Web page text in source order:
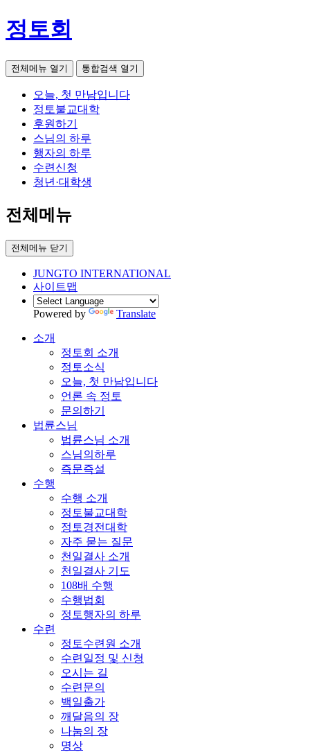
정토회
전체메뉴 열기 통합검색 열기
오늘, 첫 만남입니다
정토불교대학
후원하기
스님의 하루
행자의 하루
수련신청
청년·대학생
전체메뉴
전체메뉴 닫기
JUNGTO INTERNATIONAL
사이트맵
Powered by Translate
소개
정토회 소개
정토소식
오늘, 첫 만남입니다
언론 속 정토
문의하기
법륜스님
법륜스님 소개
스님의하루
즉문즉설
수행
수행 소개
정토불교대학
정토경전대학
자주 묻는 질문
천일결사 소개
천일결사 기도
108배 수행
수행법회
정토행자의 하루
수련
정토수련원 소개
수련일정 및 신청
오시는 길
수련문의
백일출가
깨달음의 장
나눔의 장
명상